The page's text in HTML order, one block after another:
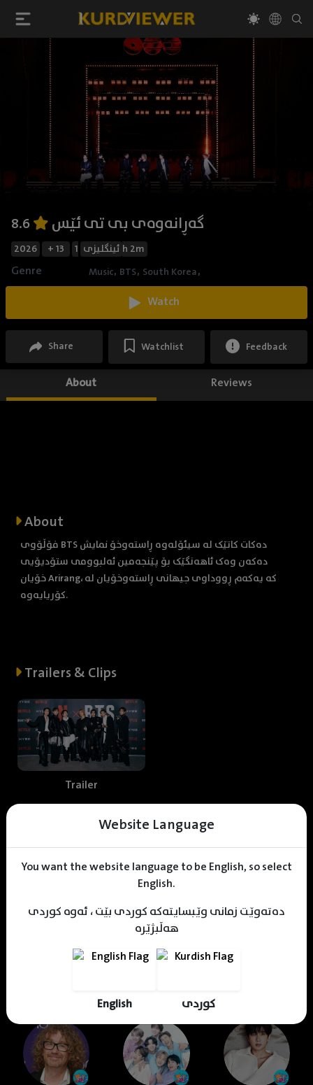
Website Language
You want the website language to be English, so select
English.
دەتەوێت زمانی وێبسایتەکە کوردی بێت ، ئەوە کوردی
هەڵبژێرە
English کوردی
گەڕانەوەی بی تی ئێس
2026 + 13 ئینگلیزی 1h 2m
Genre Music, BTS, South Korea,
Watch
Share Watchlist Feedback
About Reviews
About
فۆڵۆوی BTS دەکات کاتێک لە سیئۆلەوە ڕاستەوخۆ نمایش
دەکەن وەک ئاهەنگێک بۆ پێنجەمین ئەلبوومی ستۆدیۆیی
خۆیان Arirang، کە یەکەم ڕووداوی جیهانی ڕاستەوخۆیان لە
کۆریایەوە.
Trailers & Clips
Trailer
KDV Designer
Designer
Cast & Crew